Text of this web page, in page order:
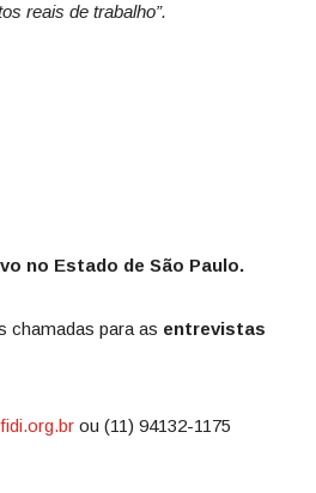
reais de trabalho”.
no Estado de São Paulo.
chamadas para as entrevistas
ou (11) 94132-1175